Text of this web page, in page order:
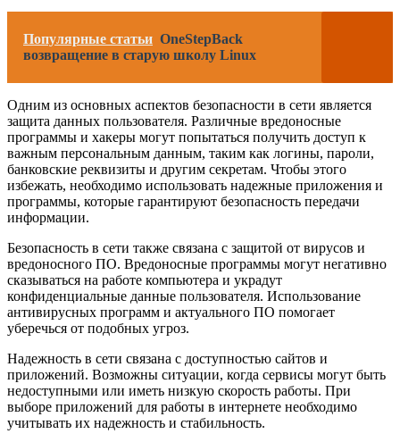
Популярные статьи OneStepBack
возвращение в старую школу Linux
Одним из основных аспектов безопасности в сети является
защита данных пользователя. Различные вредоносные
программы и хакеры могут попытаться получить доступ к
важным персональным данным, таким как логины, пароли,
банковские реквизиты и другим секретам. Чтобы этого
избежать, необходимо использовать надежные приложения и
программы, которые гарантируют безопасность передачи
информации.
Безопасность в сети также связана с защитой от вирусов и
вредоносного ПО. Вредоносные программы могут негативно
сказываться на работе компьютера и украдут
конфиденциальные данные пользователя. Использование
антивирусных программ и актуального ПО помогает
уберечься от подобных угроз.
Надежность в сети связана с доступностью сайтов и
приложений. Возможны ситуации, когда сервисы могут быть
недоступными или иметь низкую скорость работы. При
выборе приложений для работы в интернете необходимо
учитывать их надежность и стабильность.